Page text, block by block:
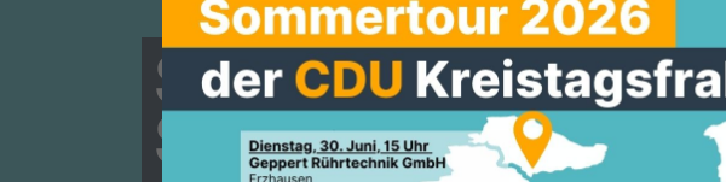
Starke
Südhessen